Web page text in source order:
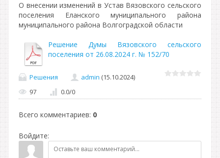
О внесении изменений в Устав Вязовского сельского
поселения Еланского муниципального района
муниципального района Волгоградской области
Решение Думы Вязовского сельского
поселения от 26.08.2024 г. № 152/70
Решения admin (15.10.2024)
97
0.0/0
Всего комментариев: 0
Войдите: